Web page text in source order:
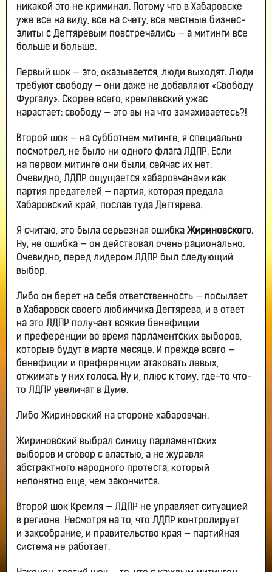
никакой это не криминал. Потому что в Хабаровске
уже все на виду, все на счету, все местные бизнес-
элиты с Дегтяревым повстречались — а митинги все
больше и больше.
Первый шок — это, оказывается, люди выходят. Люди
требуют свободу — они даже не добавляют «Свободу
Фургалу». Скорее всего, кремлевский ужас
нарастает: свободу — это вы на что замахиваетесь?!
Второй шок — на субботнем митинге, я специально
посмотрел, не было ни одного флага ЛДПР. Если
на первом митинге они были, сейчас их нет.
Очевидно, ЛДПР ощущается хабаровчанами как
партия предателей — партия, которая предала
Хабаровский край, послав туда Дегтярева.
Я считаю, это была серьезная ошибка Жириновского.
Ну, не ошибка — он действовал очень рационально.
Очевидно, перед лидером ЛДПР был следующий
выбор.
Либо он берет на себя ответственность — посылает
в Хабаровск своего любимчика Дегтярева, и в ответ
на это ЛДПР получает всякие бенефиции
и преференции во время парламентских выборов,
которые будут в марте месяце. И прежде всего —
бенефиции и преференции атаковать левых,
отжимать у них голоса. Ну и, плюс к тому, где-то что-
то ЛДПР увеличат в Думе.
Либо Жириновский на стороне хабаровчан.
Жириновский выбрал синицу парламентских
выборов и сговор с властью, а не журавля
абстрактного народного протеста, который
непонятно еще, чем закончится.
Второй шок Кремля — ЛДПР не управляет ситуацией
в регионе. Несмотря на то, что ЛДПР контролирует
и заксобрание, и правительство края — партийная
система не работает.